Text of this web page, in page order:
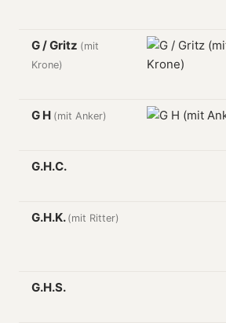
G / Gritz (mit
Krone)
G H (mit Anker)
G.H.C.
G.H.K. (mit Ritter)
G.H.S.